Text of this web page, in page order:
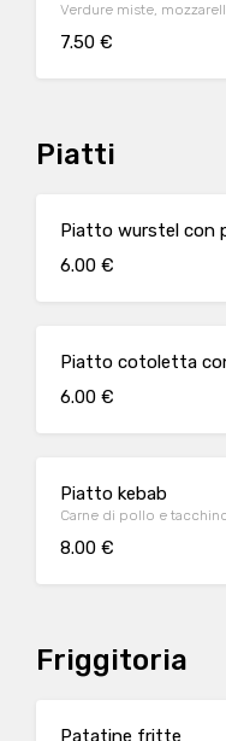
Verdure miste,
7.50 €
Piatti
Piatto wurstel con
6.00 €
Piatto cotoletta
6.00 €
Piatto kebab
Carne di pollo e
8.00 €
Friggitoria
Patatine fritte